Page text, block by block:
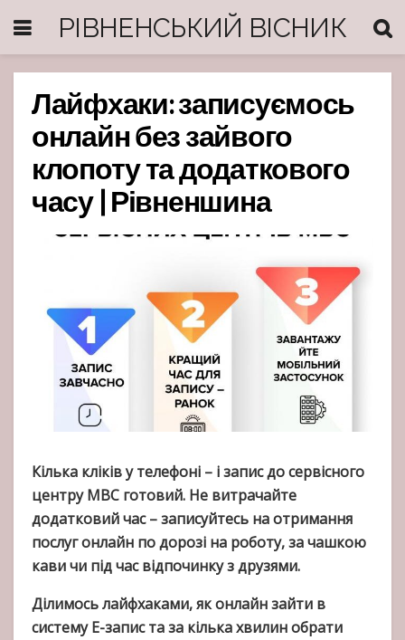
РІВНЕНСЬКИЙ ВІСНИК
Лайфхаки: записуємось
онлайн без зайвого
клопоту та додаткового
часу | Рівненшина
Кілька кліків у телефоні – і запис до сервісного
центру МВС готовий. Не витрачайте
додатковий час – записуйтесь на отримання
послуг онлайн по дорозі на роботу, за чашкою
кави чи під час відпочинку з друзями.
Ділимось лайфхаками, як онлайн зайти в
систему Е-запис та за кілька хвилин обрати